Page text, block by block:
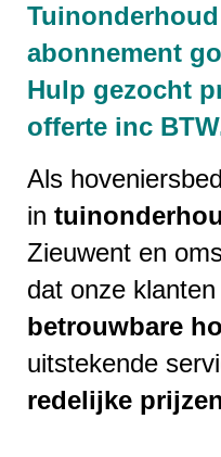
abonnement
Hulp gezocht
offerte inc
Als
in
Zieuwent en
dat onze
betrouwbare
uitstekende
redelijke